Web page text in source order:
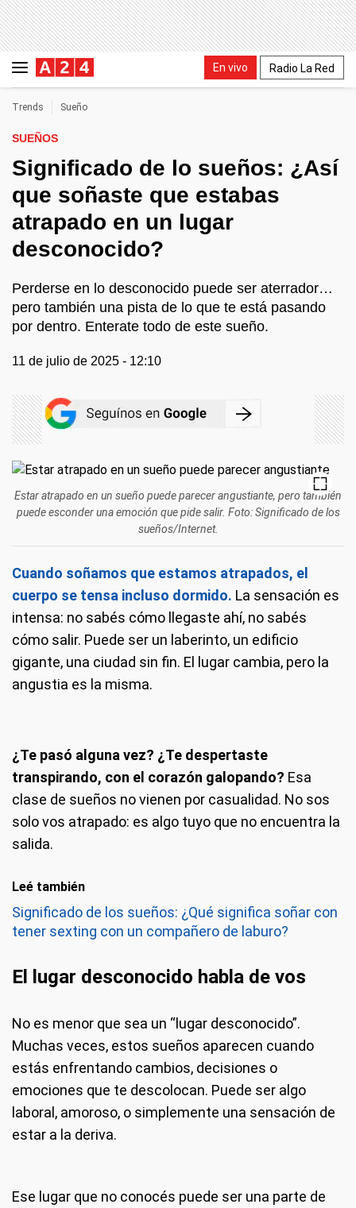
En vivo Radio La Red
Trends Sueño
SUEÑOS
Significado de lo sueños: ¿Así
que soñaste que estabas
atrapado en un lugar
desconocido?
Perderse en lo desconocido puede ser aterrador…
pero también una pista de lo que te está pasando
por dentro. Enterate todo de este sueño.
11 de julio de 2025 - 12:10
Estar atrapado en un sueño puede parecer angustiante, pero también
puede esconder una emoción que pide salir. Foto: Significado de los
sueños/Internet.
Cuando soñamos que estamos atrapados, el
cuerpo se tensa incluso dormido. La sensación es
intensa: no sabés cómo llegaste ahí, no sabés
cómo salir. Puede ser un laberinto, un edificio
gigante, una ciudad sin fin. El lugar cambia, pero la
angustia es la misma.
¿Te pasó alguna vez? ¿Te despertaste
transpirando, con el corazón galopando? Esa
clase de sueños no vienen por casualidad. No sos
solo vos atrapado: es algo tuyo que no encuentra la
salida.
Leé también
Significado de los sueños: ¿Qué significa soñar con
tener sexting con un compañero de laburo?
El lugar desconocido habla de vos
No es menor que sea un “lugar desconocido”.
Muchas veces, estos sueños aparecen cuando
estás enfrentando cambios, decisiones o
emociones que te descolocan. Puede ser algo
laboral, amoroso, o simplemente una sensación de
estar a la deriva.
Ese lugar que no conocés puede ser una parte de